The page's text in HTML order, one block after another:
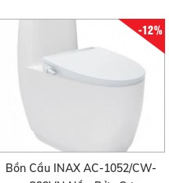
-12%
Bồn Cầu INAX AC-1052/CW-